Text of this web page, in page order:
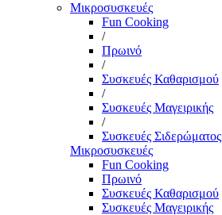
Μικροσυσκευές
Fun Cooking
/
Πρωινό
/
Συσκευές Καθαρισμού
/
Συσκευές Μαγειρικής
/
Συσκευές Σιδερώματος
Μικροσυσκευές
Fun Cooking
Πρωινό
Συσκευές Καθαρισμού
Συσκευές Μαγειρικής